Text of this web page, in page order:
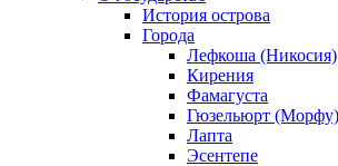
История острова
Города
Лефкоша (Никосия)
Кирения
Фамагуста
Гюзельюрт (Морфу)
Лапта
Эсентепе